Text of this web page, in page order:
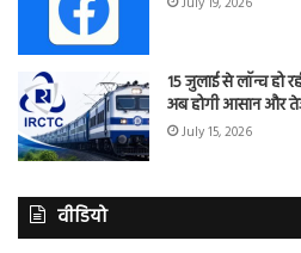
15 जुलाई से लॉन्च हो
अब होगी आसान और
July 15, 2026
वीडियो